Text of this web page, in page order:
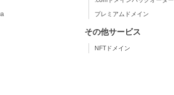
プレミアムドメイン
その他サービス
NFTドメイン